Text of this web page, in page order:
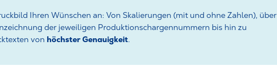
Ihren Wünschen an: Von Skalierungen (mit und ohne Zahlen), über
der jeweiligen Produktionschargennummern bis hin zu
von höchster Genauigkeit.